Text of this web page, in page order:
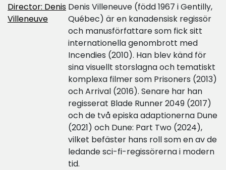
Director: Denis
Villeneuve
Denis Villeneuve (född 1967 i Gentilly,
Québec) är en kanadensisk regissör
och manusförfattare som fick sitt
internationella genombrott med
Incendies (2010). Han blev känd för
sina visuellt storslagna och tematiskt
komplexa filmer som Prisoners (2013)
och Arrival (2016). Senare har han
regisserat Blade Runner 2049 (2017)
och de två episka adaptionerna Dune
(2021) och Dune: Part Two (2024),
vilket befäster hans roll som en av de
ledande sci-fi-regissörerna i modern
tid.